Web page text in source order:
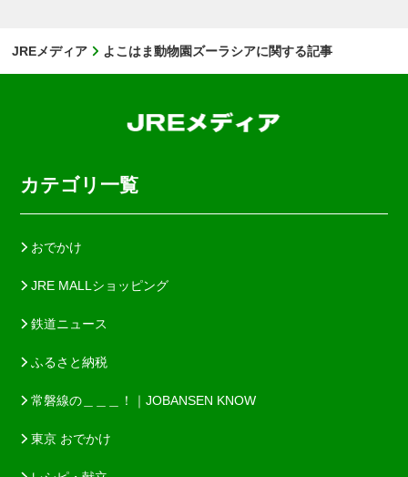
JREメディア よこはま動物園ズーラシアに関する記事
カテゴリ一覧
おでかけ
JRE MALLショッピング
鉄道ニュース
ふるさと納税
常磐線の＿＿＿！｜JOBANSEN KNOW
東京 おでかけ